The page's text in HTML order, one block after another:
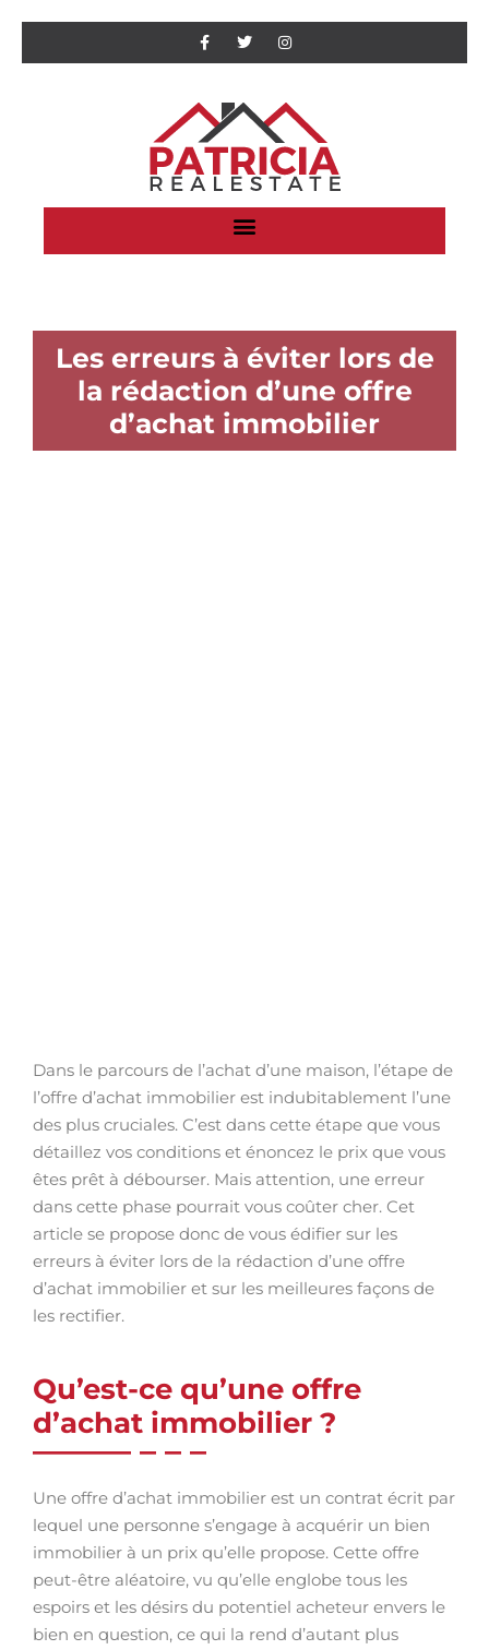
Les erreurs à éviter lors de
la rédaction d’une offre
d’achat immobilier
Dans le parcours de l’achat d’une maison, l’étape de
l’offre d’achat immobilier est indubitablement l’une
des plus cruciales. C’est dans cette étape que vous
détaillez vos conditions et énoncez le prix que vous
êtes prêt à débourser. Mais attention, une erreur
dans cette phase pourrait vous coûter cher. Cet
article se propose donc de vous édifier sur les
erreurs à éviter lors de la rédaction d’une offre
d’achat immobilier et sur les meilleures façons de
les rectifier.
Qu’est-ce qu’une offre
d’achat immobilier ?
Une offre d’achat immobilier est un contrat écrit par
lequel une personne s’engage à acquérir un bien
immobilier à un prix qu’elle propose. Cette offre
peut-être aléatoire, vu qu’elle englobe tous les
espoirs et les désirs du potentiel acheteur envers le
bien en question, ce qui la rend d’autant plus